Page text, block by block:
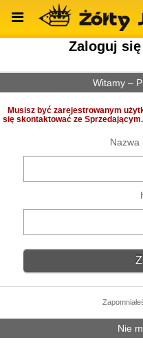
Zaloguj
Witamy –
Musisz być zarejestrowanym
się skontaktować ze Sprzedającym.
Nazwa
Nie